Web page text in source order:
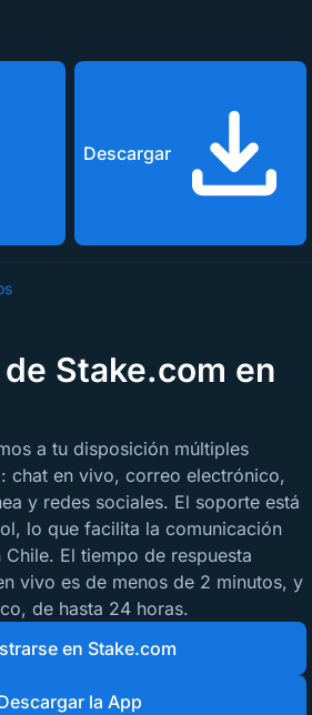
Descargar
Stake.com en
a tu disposición múltiples
chat en vivo, correo electrónico,
y redes sociales. El soporte está
lo que facilita la comunicación
El tiempo de respuesta
vivo es de menos de 2 minutos, y
de hasta 24 horas.
en Stake.com
la App